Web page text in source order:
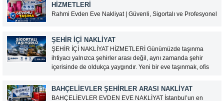
katlı binalar nedeniyle taşınma işlemleri...
HIZMETLERI
Rahmi Evden Eve Nakliyat | Güvenli, Sigortalı ve Profesyonel
eşyaların güvenli bir şekilde taşınması büyük önem taşır. Bu
nedenle doğru nakliyat firmasını tercih etmek, hem zaman...
ŞEHIR İÇI NAKLIYAT
ŞEHİR İÇİ NAKLİYAT HİZMETLERİ Günümüzde taşınma
ihtiyacı yalnızca şehirler arası değil, aynı zamanda şehir
içerisinde de oldukça yaygındır. Yeni bir eve taşınmak, ofis
kişiler için şehir içi nakliyat hizmetleri büyük kolaylık
sağlamaktadır....
BAHÇELIEVLER ŞEHIRLER ARASI NAKLIYAT
BAHÇELİEVLER EVDEN EVE NAKLİYAT İstanbul’un en